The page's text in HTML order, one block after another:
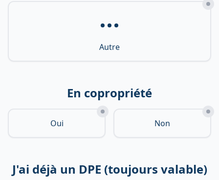
Autre
En copropriété
Oui Non
J'ai déjà un DPE (toujours valable)